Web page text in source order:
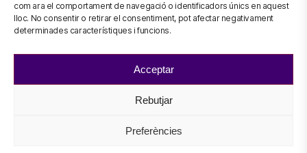
com ara el comportament de navegació o identificadors únics en aquest
lloc. No consentir o retirar el consentiment, pot afectar negativament
determinades característiques i funcions.
Acceptar
Rebutjar
Preferències
CONTACTA'NS
info@scienhub.org